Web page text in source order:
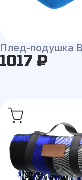
Плед-подушка
1017 ₽